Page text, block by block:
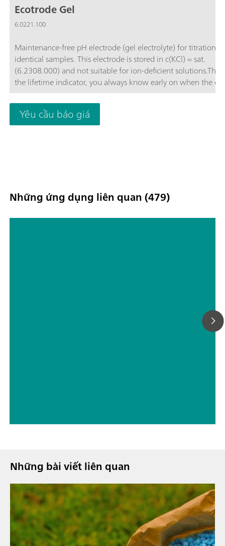
Ecotrode Gel
6.0221.100
Maintenance-free pH electrode (gel electrolyte) for titrations
identical samples. This electrode is stored in c(KCl) = sat.
(6.2308.000) and not suitable for ion-deficient
the lifetime indicator, you always know early on when the
needs to be replaced.
Yêu cầu báo giá
Những ứng dụng liên quan (479)
Những bài viết liên quan